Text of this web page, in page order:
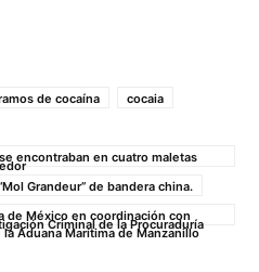
de cocaína
cocaia
encontraban en cuatro maletas
Grandeur” de bandera china.
de México en coordinación con
Criminal de la Procuraduría
la Aduana Marítima de Manzanillo